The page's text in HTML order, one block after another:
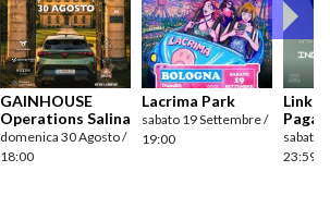
GAINHOUSE
Operations Salina
domenica 30 Agosto /
18:00
Lacrima Park
sabato 19 Settembre /
19:00
Link
sabato
23:59